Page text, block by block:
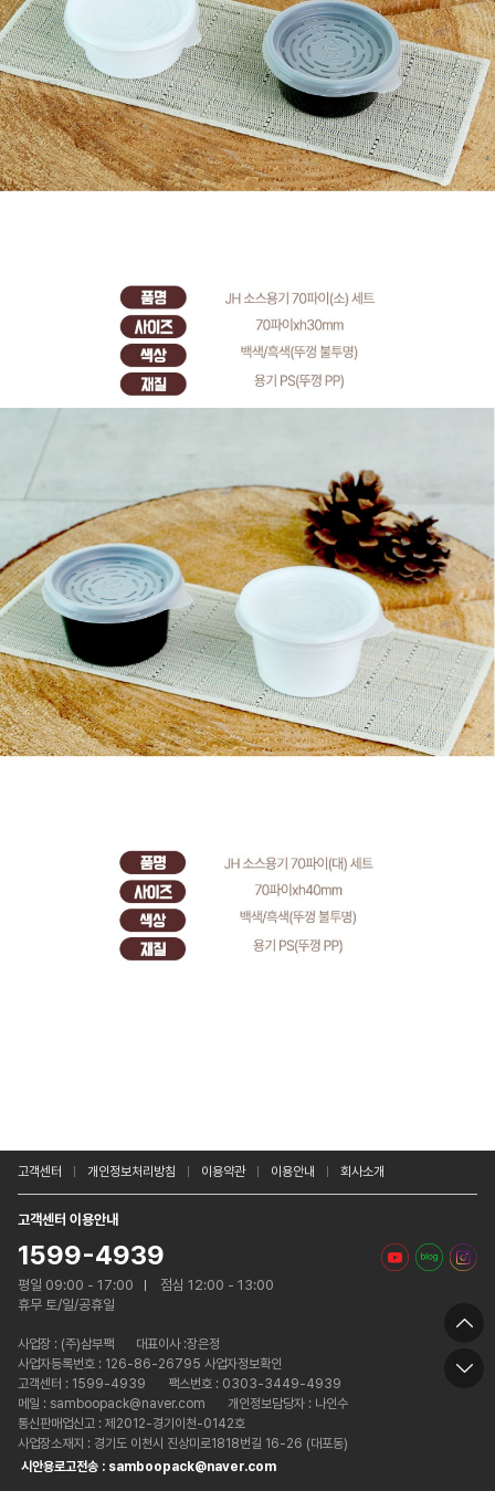
고객센터 개인정보처리방침 이용약관 이용안내 회사소개
고객센터 이용안내
1599-4939
평일 09:00 - 17:00
점심 12:00 - 13:00
휴무 토/일/공휴일
사업장 : (주)삼부팩
대표이사 :장은정
사업자등록번호 : 126-86-26795 사업자정보확인
고객센터 : 1599-4939
팩스번호 : 0303-3449-4939
메일 : samboopack@naver.com
개인정보담당자 : 나인수
통신판매업신고 : 제2012-경기이천-0142호
사업장소재지 : 경기도 이천시 진상미로1818번길 16-26 (대포동)
시안용로고전송 : samboopack@naver.com